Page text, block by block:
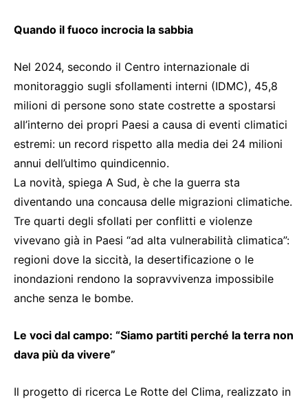
Quando il fuoco incrocia la sabbia
Nel 2024, secondo il Centro internazionale di
monitoraggio sugli sfollamenti interni (IDMC), 45,8
milioni di persone sono state costrette a spostarsi
all’interno dei propri Paesi a causa di eventi climatici
estremi: un record rispetto alla media dei 24 milioni
annui dell’ultimo quindicennio.
La novità, spiega A Sud, è che la guerra sta
diventando una concausa delle migrazioni climatiche.
Tre quarti degli sfollati per conflitti e violenze
vivevano già in Paesi “ad alta vulnerabilità climatica”:
regioni dove la siccità, la desertificazione o le
inondazioni rendono la sopravvivenza impossibile
anche senza le bombe.
Le voci dal campo: “Siamo partiti perché la terra non
dava più da vivere”
Il progetto di ricerca Le Rotte del Clima, realizzato in